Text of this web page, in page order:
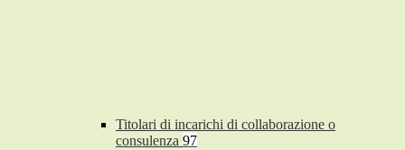
Titolari di incarichi di collaborazione o
consulenza 97